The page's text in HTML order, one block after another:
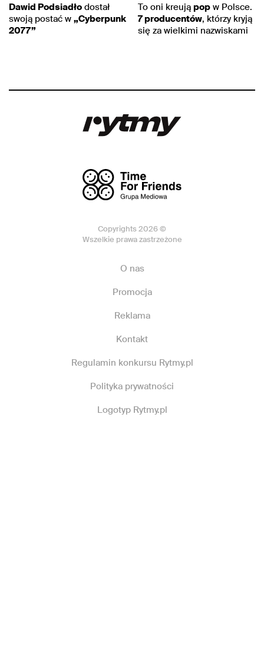
Dawid Podsiadło dostał
swoją postać w „Cyberpunk
2077”
To oni kreują pop w Polsce.
7 producentów, którzy kryją
się za wielkimi nazwiskami
Copyrights 2026 ©
Wszelkie prawa zastrzeżone
O nas
Promocja
Reklama
Kontakt
Regulamin konkursu Rytmy.pl
Polityka prywatności
Logotyp Rytmy.pl